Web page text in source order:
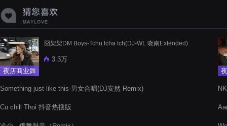
夜店商业舞
囧架架DM Boys-Tchu tcha tch(DJ-WL 晓南Extended)
3.3万
Something just like this-男女合唱(DJ安然 Remix)
Cu chill Thoi 抖音热搜版